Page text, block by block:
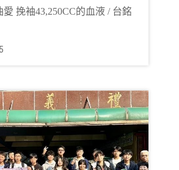
挽袖43,250CC的血液 / 台銘